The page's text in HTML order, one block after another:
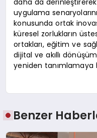
daha da
uygulama
konusunda ortak
küresel zorlukların
ortakları, eğitim ve
dijital ve akıllı
yeniden tanımlamaya
Benzer